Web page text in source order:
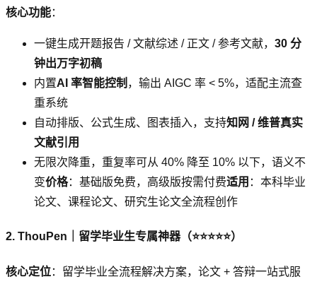
核心功能：
一键生成开题报告 / 文献综述 / 正文 / 参考文献， 30 分
钟出万字初稿
内置AI 率智能控制 ，输出 AIGC 率 < 5%，适配主流查
重系统
自动排版、公式生成、图表插入，支持知网 / 维普真实
文献引用
无限次降重，重复率可从 40% 降至 10% 以下，语义不
变价格：基础版免费，高级版按需付费适用 ：本科毕业
论文、课程论文、研究生论文全流程创作
2. ThouPen｜留学毕业生专属神器（⭐⭐⭐⭐⭐）
核心定位：留学毕业全流程解决方案，论文 + 答辩一站式服